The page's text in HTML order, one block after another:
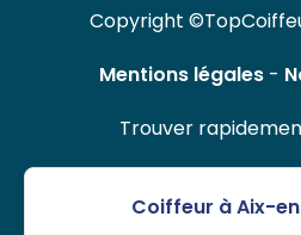
Copyright
Mentions légales-
Trouver
Coiffeur à Aix-